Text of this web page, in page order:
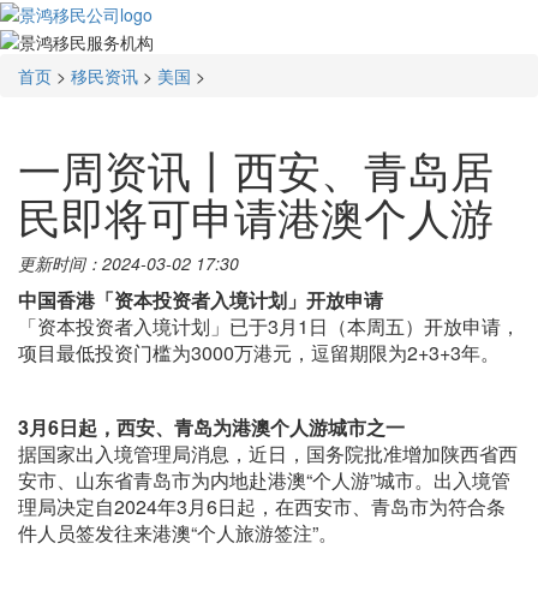
首页 > 移民资讯 > 美国 >
一周资讯丨西安、青岛居
民即将可申请港澳个人游
更新时间：2024-03-02 17:30
中国香港「资本投资者入境计划」开放申请
「资本投资者入境计划」已于3月1日（本周五）开放申请，
项目最低投资门槛为3000万港元，逗留期限为2+3+3年。
3月6日起，西安、青岛为港澳个人游城市之一
据国家出入境管理局消息，近日，国务院批准增加陕西省西
安市、山东省青岛市为内地赴港澳“个人游”城市。出入境管
理局决定自2024年3月6日起，在西安市、青岛市为符合条
件人员签发往来港澳“个人旅游签注”。